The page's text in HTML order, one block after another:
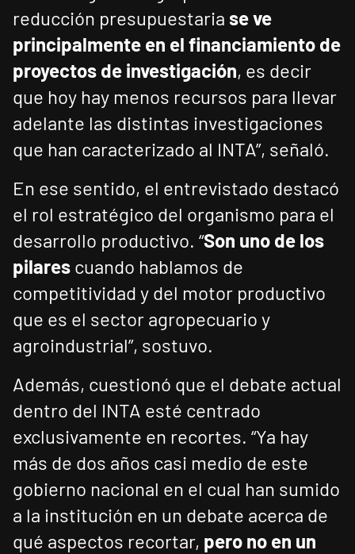
reducción presupuestaria se ve
principalmente en el financiamiento de
proyectos de investigación, es decir
que hoy hay menos recursos para llevar
adelante las distintas investigaciones
que han caracterizado al INTA”, señaló.
En ese sentido, el entrevistado destacó
el rol estratégico del organismo para el
desarrollo productivo. “Son uno de los
pilares cuando hablamos de
competitividad y del motor productivo
que es el sector agropecuario y
agroindustrial”, sostuvo.
Además, cuestionó que el debate actual
dentro del INTA esté centrado
exclusivamente en recortes. “Ya hay
más de dos años casi medio de este
gobierno nacional en el cual han sumido
a la institución en un debate acerca de
qué aspectos recortar, pero no en un